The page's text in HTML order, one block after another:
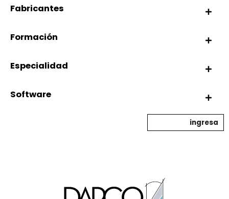
Fabricantes
Formación
Especialidad
Software
ingresa